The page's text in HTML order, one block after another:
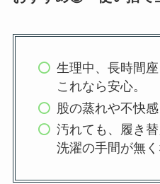
生理中、長時間座
これなら安心。
股の蒸れや不快
汚れても、履き替
洗濯の手間が無く